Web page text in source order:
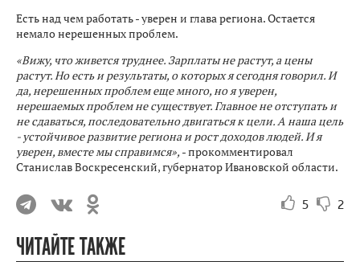
Есть над чем работать - уверен и глава региона. Остается
немало нерешенных проблем.
«Вижу, что живется труднее. Зарплаты не растут, а цены
растут. Но есть и результаты, о которых я сегодня говорил. И
да, нерешенных проблем еще много, но я уверен,
нерешаемых проблем не существует. Главное не отступать и
не сдаваться, последовательно двигаться к цели. А наша цель
- устойчивое развитие региона и рост доходов людей. И я
уверен, вместе мы справимся», - прокомментировал
Станислав Воскресенский, губернатор Ивановской области.
5 2
ЧИТАЙТЕ ТАКЖЕ